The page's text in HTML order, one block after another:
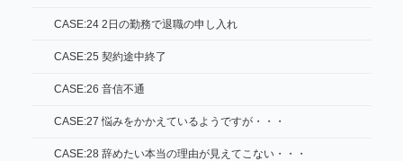
CASE:24 2日の勤務で退職の申し入れ
CASE:25 契約途中終了
CASE:26 音信不通
CASE:27 悩みをかかえているようですが・・・
CASE:28 辞めたい本当の理由が見えてこない・・・